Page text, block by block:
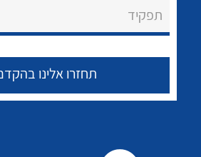
הצוות שלנו
שאלות ותשובות
שירותי תמיכה
לכל מוצרי היצרן
תפקיד